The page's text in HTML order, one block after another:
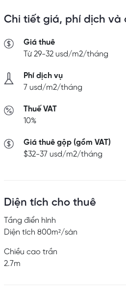
Chi tiết giá, phí dịch và
Giá thuê
Từ 29-32 usd/m2/tháng
Phí dịch vụ
7 usd/m2/tháng
Thuế VAT
10%
Giá thuê gộp (gồm VAT)
$32-37 usd/m2/tháng
Diện tích cho thuê
Tầng điển hình
Diện tích 800m²/sàn
Chiều cao trần
2.7m